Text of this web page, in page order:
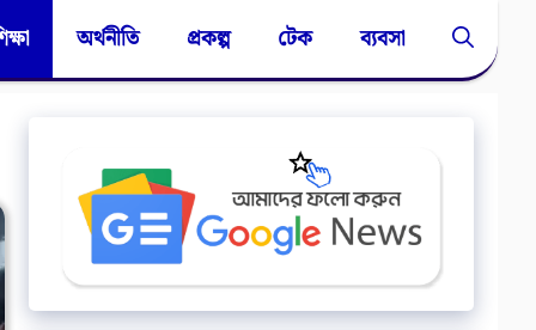
অর্থনীতি প্রকল্প টেক ব্যবসা